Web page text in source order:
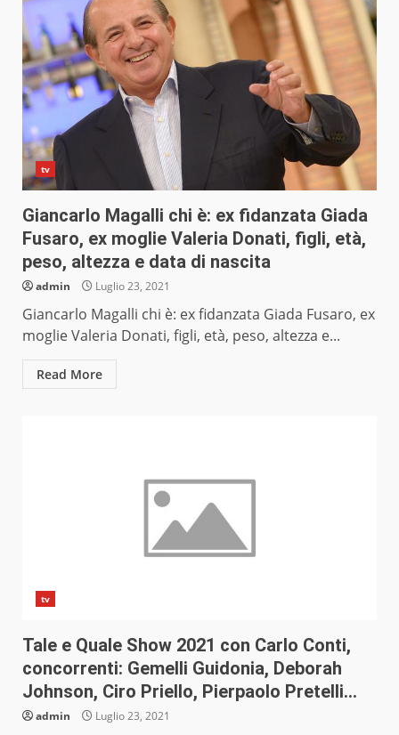
tv
Giancarlo Magalli chi è: ex fidanzata Giada
Fusaro, ex moglie Valeria Donati, figli, età,
peso, altezza e data di nascita
admin Luglio 23, 2021
Giancarlo Magalli chi è: ex fidanzata Giada Fusaro, ex
moglie Valeria Donati, figli, età, peso, altezza e...
Read More
tv
Tale e Quale Show 2021 con Carlo Conti,
concorrenti: Gemelli Guidonia, Deborah
Johnson, Ciro Priello, Pierpaolo Pretelli…
admin Luglio 23, 2021